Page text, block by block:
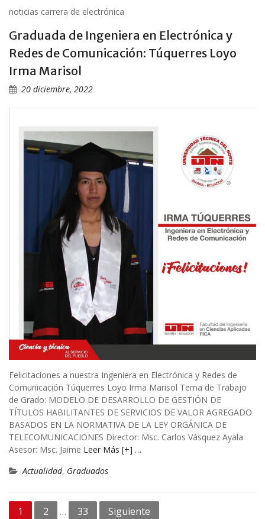
noticias carrera de electrónica
Graduada de Ingeniera en Electrónica y
Redes de Comunicación: Túquerres Loyo
Irma Marisol
20 diciembre, 2022
Felicitaciones a nuestra Ingeniera en Electrónica y Redes de
Comunicación Túquerres Loyo Irma Marisol Tema de Trabajo
de Grado: MODELO DE DESARROLLO DE GESTIÓN DE
TÍTULOS HABILITANTES DE SERVICIOS DE VALOR AGREGADO
BASADOS EN LA NORMATIVA DE LA LEY ORGÁNICA DE
TELECOMUNICACIONES Director: Msc. Carlos Vásquez Ayala
Asesor: Msc. Jaime Leer Más [+] …
Actualidad, Graduados
Navegación
1 2 … 33 Siguiente